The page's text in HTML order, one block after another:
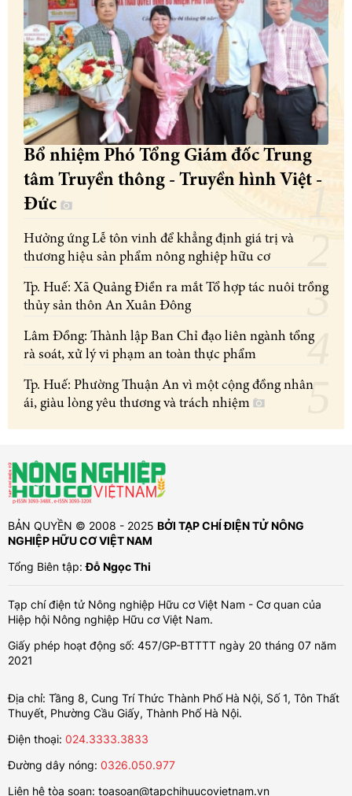
Bổ nhiệm Phó Tổng Giám đốc Trung
tâm Truyền thông - Truyền hình Việt -
Đức
Hưởng ứng Lễ tôn vinh để khẳng định giá trị và
thương hiệu sản phẩm nông nghiệp hữu cơ
Tp. Huế: Xã Quảng Điền ra mắt Tổ hợp tác nuôi trồng
thủy sản thôn An Xuân Đông
Lâm Đồng: Thành lập Ban Chỉ đạo liên ngành tổng
rà soát, xử lý vi phạm an toàn thực phẩm
Tp. Huế: Phường Thuận An vì một cộng đồng nhân
ái, giàu lòng yêu thương và trách nhiệm
BẢN QUYỀN © 2008 - 2025 BỞI TẠP CHÍ ĐIỆN TỬ NÔNG
NGHIỆP HỮU CƠ VIỆT NAM
Tổng Biên tập:Đỗ Ngọc Thi
Tạp chí điện tử Nông nghiệp Hữu cơ Việt Nam - Cơ quan của
Hiệp hội Nông nghiệp Hữu cơ Việt Nam.
Giấy phép hoạt động số: 457/GP-BTTTT ngày 20 tháng 07 năm
2021
Địa chỉ: Tầng 8, Cung Trí Thức Thành Phố Hà Nội, Số 1, Tôn Thất
Thuyết, Phường Cầu Giấy, Thành Phố Hà Nội.
Điện thoại: 024.3333.3833
Đường dây nóng: 0326.050.977
Liên hệ tòa soạn: toasoan@tapchihuucovietnam.vn